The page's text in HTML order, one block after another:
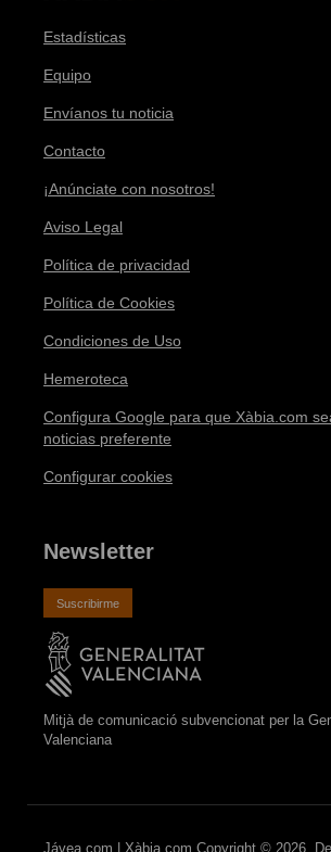
Estadísticas
Equipo
Envíanos tu noticia
Contacto
¡Anúnciate con nosotros!
Aviso Legal
Política de privacidad
Política de Cookies
Condiciones de Uso
Hemeroteca
Configura Google para que Xàbia.com
noticias preferente
Configurar cookies
Newsletter
Suscribirme
Mitjà de comunicació subvencionat per la
Valenciana
Jávea.com | Xàbia.com Copyright © 2026.